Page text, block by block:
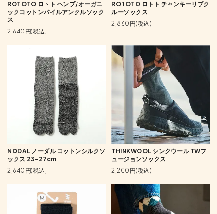
ROTOTO ロトト ヘンプ/オーガニ
ックコットンパイルアンクルソック
ス
2,640円(税込)
ROTOTO ロトト チャンキーリブク
ルーソックス
2,860円(税込)
NODAL ノーダル コットンシルクソ
ックス 23-27cm
2,640円(税込)
THINKWOOL シンクウール TWフ
ュージョンソックス
2,200円(税込)